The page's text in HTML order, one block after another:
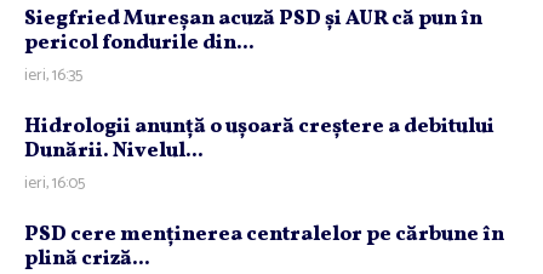
Siegfried Mureşan acuză PSD şi AUR că pun în
pericol fondurile din...
ieri, 16:35
Hidrologii anunţă o uşoară creştere a debitului
Dunării. Nivelul...
ieri, 16:05
PSD cere menţinerea centralelor pe cărbune în
plină criză...